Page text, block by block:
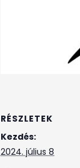
RÉSZLETEK
Kezdés:
2024. július 8